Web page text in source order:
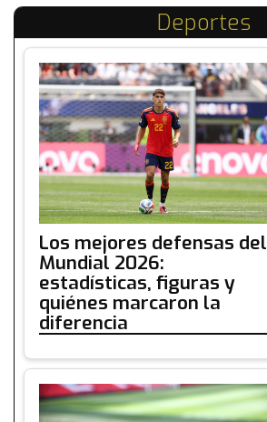
Deportes
Los mejores defensas del
Mundial 2026:
estadísticas, figuras y
quiénes marcaron la
diferencia